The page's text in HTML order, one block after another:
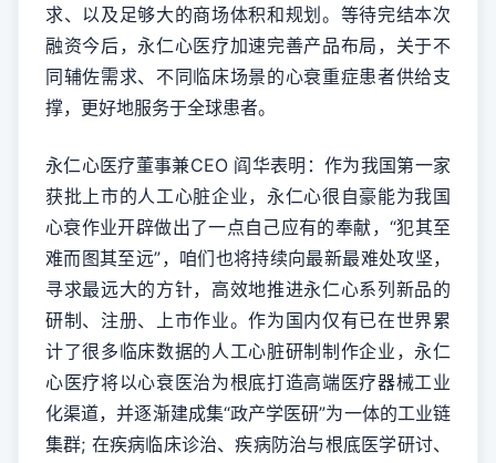
求、以及足够大的商场体积和规划。等待完结本次
融资今后，永仁心医疗加速完善产品布局，关于不
同辅佐需求、不同临床场景的心衰重症患者供给支
撑，更好地服务于全球患者。
永仁心医疗董事兼CEO 阎华表明：作为我国第一家
获批上市的人工心脏企业，永仁心很自豪能为我国
心衰作业开辟做出了一点自己应有的奉献，“犯其至
难而图其至远”，咱们也将持续向最新最难处攻坚，
寻求最远大的方针，高效地推进永仁心系列新品的
研制、注册、上市作业。作为国内仅有已在世界累
计了很多临床数据的人工心脏研制制作企业，永仁
心医疗将以心衰医治为根底打造高端医疗器械工业
化渠道，并逐渐建成集“政产学医研”为一体的工业链
集群; 在疾病临床诊治、疾病防治与根底医学研讨、